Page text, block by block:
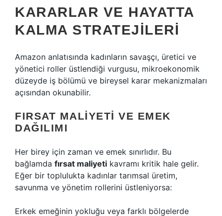
KARARLAR VE HAYATTA
KALMA STRATEJILERI
Amazon anlatısında kadınların savaşçı, üretici ve
yönetici roller üstlendiği vurgusu, mikroekonomik
düzeyde iş bölümü ve bireysel karar mekanizmaları
açısından okunabilir.
FIRSAT MALIYETI VE EMEK
DAĞILIMI
Her birey için zaman ve emek sınırlıdır. Bu
bağlamda fırsat maliyeti kavramı kritik hale gelir.
Eğer bir toplulukta kadınlar tarımsal üretim,
savunma ve yönetim rollerini üstleniyorsa:
Erkek emeğinin yokluğu veya farklı bölgelerde